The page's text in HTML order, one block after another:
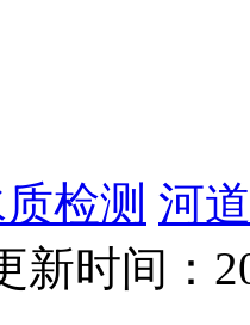
质检测 河
新时间：